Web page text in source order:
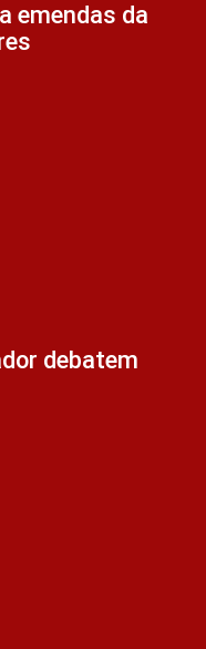
emendas da
debatem